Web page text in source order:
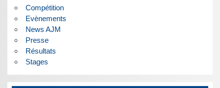
Compétition
Evènements
News AJM
Presse
Résultats
Stages